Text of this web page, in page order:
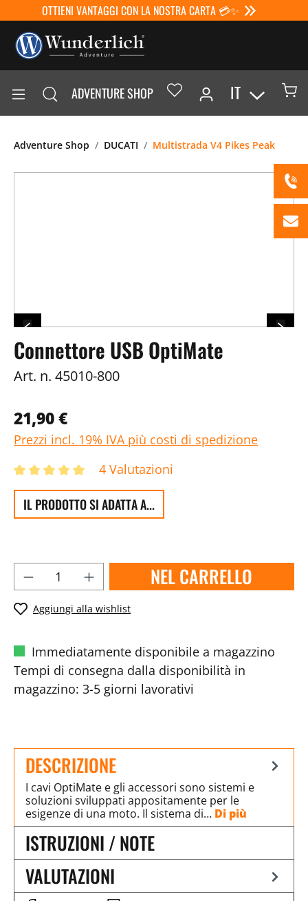
OTTIENI VANTAGGI CON LA NOSTRA CARTA 💳✨
ADVENTURE SHOP IT
Adventure Shop DUCATI Multistrada V4 Pikes Peak
Connettore USB OptiMate
Art. n. 45010-800
21,90 €
Prezzi incl. 19% IVA più costi di spedizione
4 Valutazioni
IL PRODOTTO SI ADATTA A...
NEL CARRELLO
Aggiungi alla wishlist
Immediatamente disponibile a magazzino
Tempi di consegna dalla disponibilità in
magazzino: 3-5 giorni lavorativi
DESCRIZIONE
I cavi OptiMate e gli accessori sono sistemi e
soluzioni sviluppati appositamente per le
esigenze di una moto. Il sistema di… Di più
ISTRUZIONI / NOTE
VALUTAZIONI